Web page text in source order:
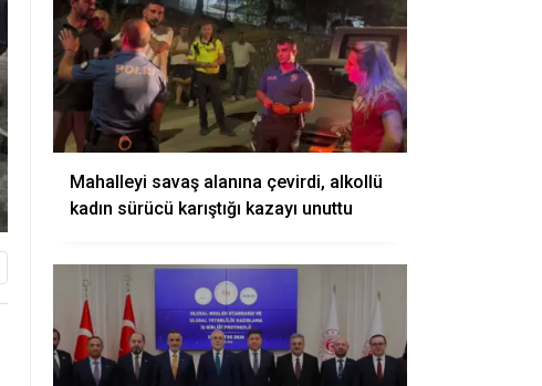
Mahalleyi savaş alanına çevirdi, alkollü
kadın sürücü karıştığı kazayı unuttu